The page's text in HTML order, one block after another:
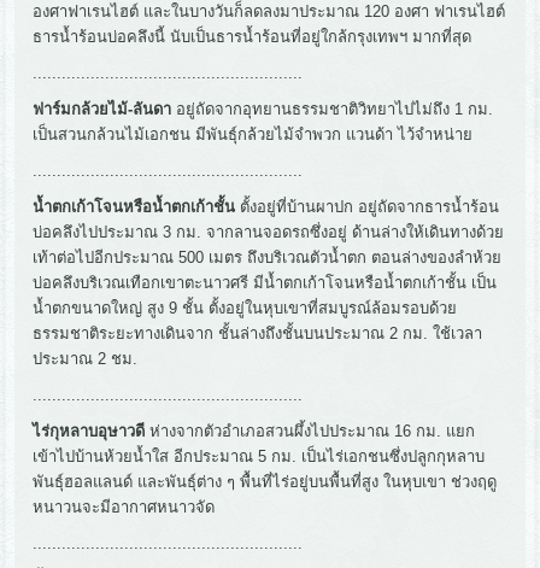
องศาฟาเรนไฮต์ และในบางวันก็ลดลงมาประมาณ 120 องศา ฟาเรนไฮต์
ธารน้ำร้อนบ่อคลึงนี้ นับเป็นธารน้ำร้อนที่อยู่ใกล้กรุงเทพฯ มากที่สุด
ฟาร์มกล้วยไม้-ลันดา อยู่ถัดจากอุทยานธรรมชาติวิทยาไปไม่ถึง 1 กม.
เป็นสวนกล้วนไม้เอกชน มีพันธุ์กล้วยไม้จำพวก แวนด้า ไว้จำหน่าย
น้ำตกเก้าโจนหรือน้ำตกเก้าชั้น ตั้งอยู่ที่บ้านผาปก อยู่ถัดจากธารน้ำร้อน
บ่อคลึงไปประมาณ 3 กม. จากลานจอดรถซึ่งอยู่ ด้านล่างให้เดินทางด้วย
เท้าต่อไปอีกประมาณ 500 เมตร ถึงบริเวณตัวน้ำตก ตอนล่างของลำห้วย
บ่อคลึงบริเวณเทือกเขาตะนาวศรี มีน้ำตกเก้าโจนหรือน้ำตกเก้าชั้น เป็น
น้ำตกขนาดใหญ่ สูง 9 ชั้น ตั้งอยู่ในหุบเขาที่สมบูรณ์ล้อมรอบด้วย
ธรรมชาติระยะทางเดินจาก ชั้นล่างถึงชั้นบนประมาณ 2 กม. ใช้เวลา
ประมาณ 2 ชม.
ไร่กุหลาบอุษาวดี ห่างจากตัวอำเภอสวนผึ้งไปประมาณ 16 กม. แยก
เข้าไปบ้านห้วยน้ำใส อีกประมาณ 5 กม. เป็นไร่เอกชนซึ่งปลูกกุหลาบ
พันธุ์ฮอลแลนด์ และพันธุ์ต่าง ๆ พื้นที่ไร่อยู่บนพื้นที่สูง ในหุบเขา ช่วงฤดู
หนาวนจะมีอากาศหนาวจัด